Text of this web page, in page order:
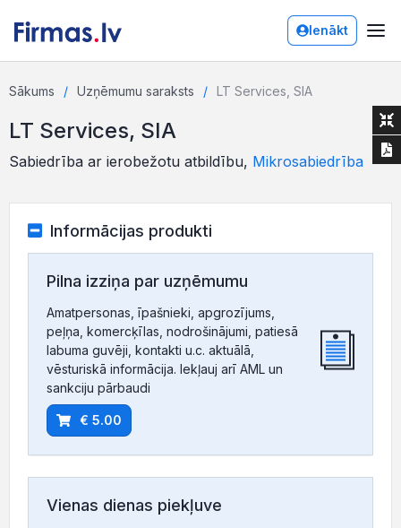
Ienākt
Sākums Uzņēmumu saraksts LT Services, SIA
LT Services, SIA
Sabiedrība ar ierobežotu atbildību, Mikrosabiedrība
Informācijas produkti
Pilna izziņa par uzņēmumu
Amatpersonas, īpašnieki, apgrozījums,
peļņa, komercķīlas, nodrošinājumi, patiesā
labuma guvēji, kontakti u.c. aktuālā,
vēsturiskā informācija. Iekļauj arī AML un
sankciju pārbaudi
€ 5.00
Vienas dienas piekļuve